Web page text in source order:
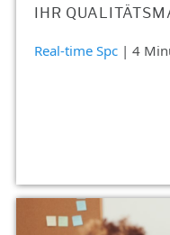
IHR
Real-time Spc | 4